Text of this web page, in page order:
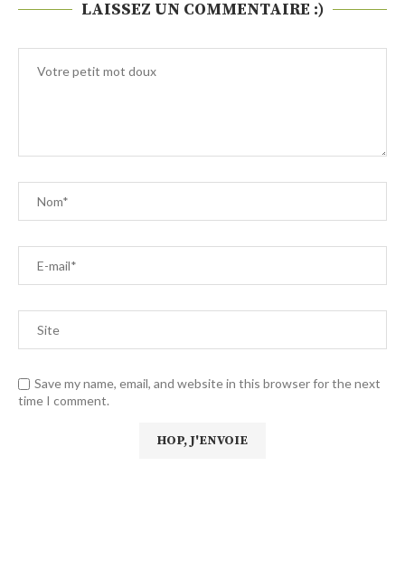
LAISSEZ UN COMMENTAIRE :)
Save my name, email, and website in this browser for the next
time I comment.